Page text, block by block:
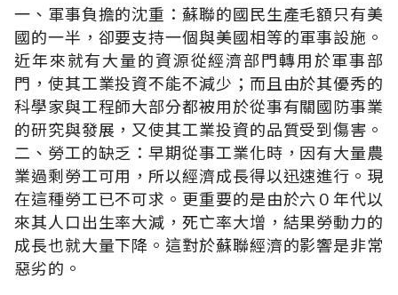
一、軍事負擔的沈重：蘇聯的國民生產毛額只有美
國的一半，卻要支持一個與美國相等的軍事設施。
近年來就有大量的資源從經濟部門轉用於軍事部
門，使其工業投資不能不減少；而且由於其優秀的
科學家與工程師大部分都被用於從事有關國防事業
的研究與發展，又使其工業投資的品質受到傷害。
二、勞工的缺乏：早期從事工業化時，因有大量農
業過剩勞工可用，所以經濟成長得以迅速進行。現
在這種勞工已不可求。更重要的是由於六０年代以
來其人口出生率大減，死亡率大增，結果勞動力的
成長也就大量下降。這對於蘇聯經濟的影響是非常
惡劣的。